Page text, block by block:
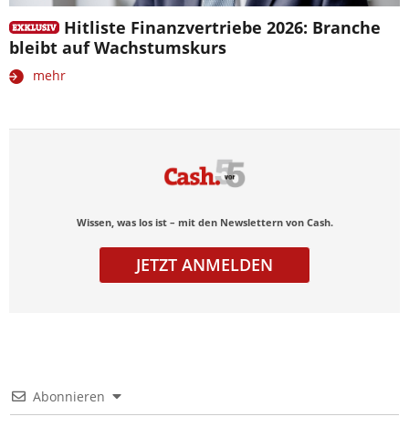
Hitliste Finanzvertriebe 2026: Branche
bleibt auf Wachstumskurs
mehr
Wissen, was los ist – mit den Newslettern von Cash.
JETZT ANMELDEN
Abonnieren